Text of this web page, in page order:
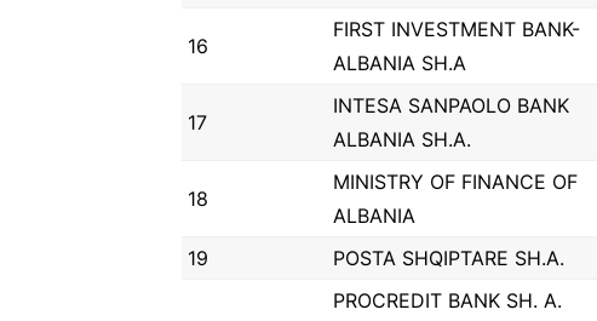
16
FIRST INVESTMENT BANK-
ALBANIA SH.A
17
INTESA SANPAOLO BANK
ALBANIA SH.A.
18
MINISTRY OF FINANCE OF
ALBANIA
19 POSTA SHQIPTARE SH.A.
PROCREDIT BANK SH. A.